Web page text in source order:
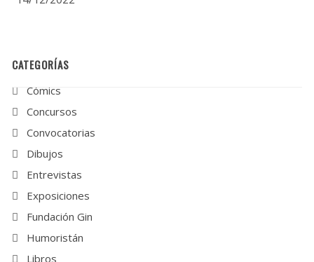
CATEGORÍAS
Cómics
Concursos
Convocatorias
Dibujos
Entrevistas
Exposiciones
Fundación Gin
Humoristán
Libros